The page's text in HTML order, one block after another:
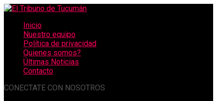
Inicio
Nuestro equipo
Política de privacidad
Quienes somos?
Últimas Noticias
Contacto
CONECTATE CON NOSOTROS